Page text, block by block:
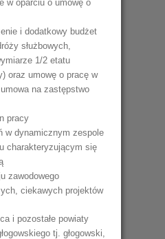
w oparciu o umowę o
i dodatkowy budżet
służbowych,
1/2 etatu
oraz umowę o pracę w
na zastępstwo
pracy
w dynamicznym zespole
charakteryzującym się
zawodowego
ciekawych projektów
i pozostałe powiaty
tj. głogowski,